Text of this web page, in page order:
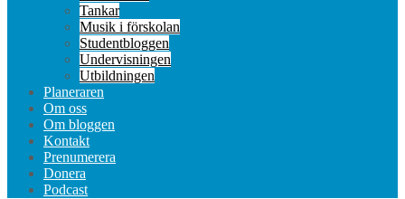
Tankar
Musik i förskolan
Studentbloggen
Undervisningen
Utbildningen
Planeraren
Om oss
Om bloggen
Kontakt
Prenumerera
Donera
Podcast